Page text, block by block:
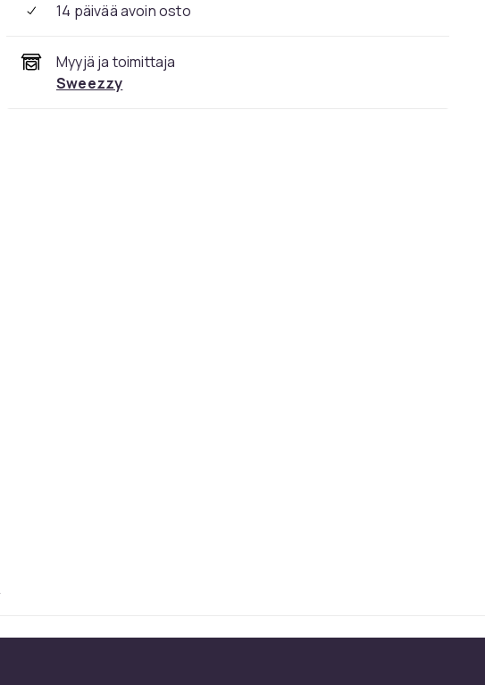
14 päivää avoin osto
Myyjä ja toimittaja
Sweezzy